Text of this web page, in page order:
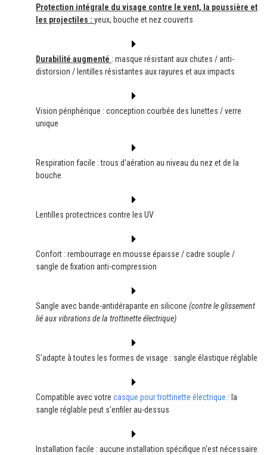
Protection intégrale du visage contre le vent, la poussière et
les projectiles : yeux, bouche et nez couverts
Durabilité augmenté : masque résistant aux chutes / anti-
distorsion / lentilles résistantes aux rayures et aux impacts
Vision périphérique : conception courbée des lunettes / verre
unique
Respiration facile : trous d'aération au niveau du nez et de la
bouche
Lentilles protectrices contre les UV
Confort : rembourrage en mousse épaisse / cadre souple /
sangle de fixation anti-compression
Sangle avec bande-antidérapante en silicone (contre le glissement
lié aux vibrations de la trottinette électrique)
S'adapte à toutes les formes de visage : sangle élastique réglable
Compatible avec votre casque pour trottinette électrique : la
sangle réglable peut s'enf ler au-dessus
Installation facile : aucune installation spécifique n'est nécessaire